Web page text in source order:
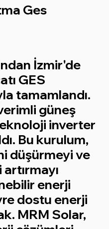
Ges
İzmir'de
GES
tamamlandı.
güneş
inverter
Bu kurulum,
düşürmeyi ve
enerji
dostu enerji
MRM Solar,